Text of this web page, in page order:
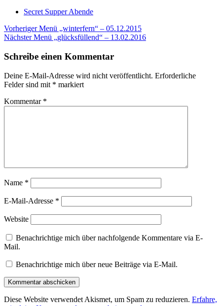
Secret Supper Abende
Beitragsnavigation
Vorheriger Menü „winterfern“ – 05.12.2015
Nächster Menü „glücksfüllend“ – 13.02.2016
Schreibe einen Kommentar
Deine E-Mail-Adresse wird nicht veröffentlicht. Erforderliche
Felder sind mit * markiert
Kommentar *
Name *
E-Mail-Adresse *
Website
Benachrichtige mich über nachfolgende Kommentare via E-
Mail.
Benachrichtige mich über neue Beiträge via E-Mail.
Diese Website verwendet Akismet, um Spam zu reduzieren. Erfahre,